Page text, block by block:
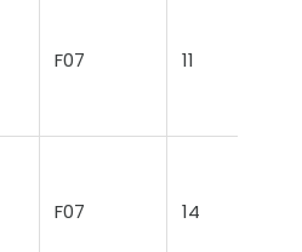
F07 11
F07 14